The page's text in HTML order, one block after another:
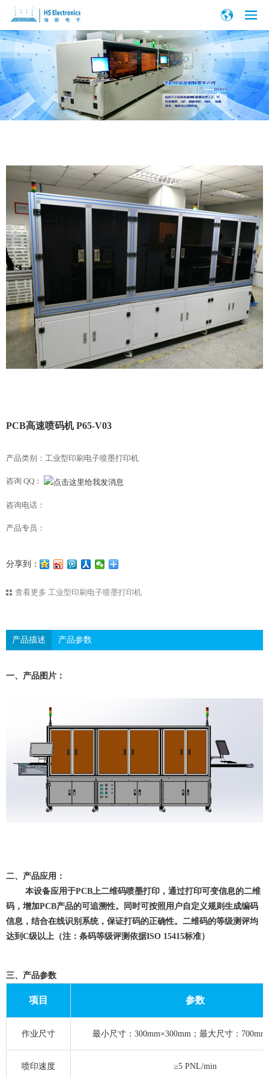
PCB高速喷码机 P65-V03
产品类别：工业型印刷电子喷墨打印机
咨询 QQ：
咨询电话：
产品专员：
分享到：
查看更多 工业型印刷电子喷墨打印机
产品描述 产品参数
一、产品图片：
二、产品应用：
本设备应用于PCB上二维码喷墨打印，通过打印可变信息的二维
码，增加PCB产品的可追溯性。同时可按照用户自定义规则生成编码
信息，结合在线识别系统，保证打码的正确性。二维码的等级测评均
达到C级以上（注：条码等级评测依据ISO 15415标准）
三、产品参数
项目 参数
作业尺寸 最小尺寸：300mm×300mm；最大尺寸：
喷印速度 ≥5 PNL/min